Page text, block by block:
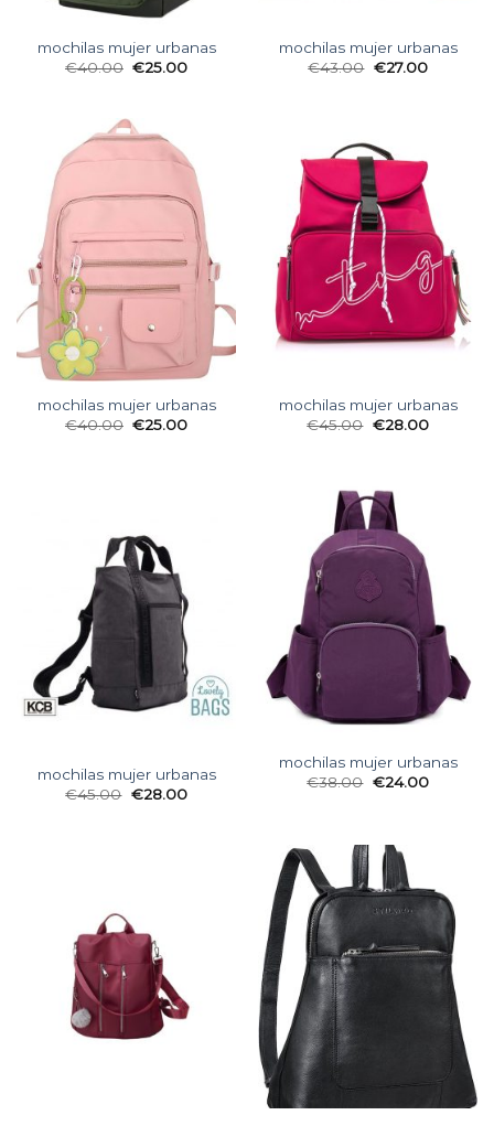
mochilas mujer urbanas
€40.00 €25.00
mochilas mujer urbanas
€43.00 €27.00
mochilas mujer urbanas
€40.00 €25.00
mochilas mujer urbanas
€45.00 €28.00
mochilas mujer urbanas
€45.00 €28.00
mochilas mujer urbanas
€38.00 €24.00